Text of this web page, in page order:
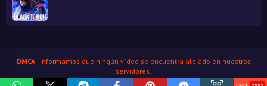
DMCA- Informamos que ningún vídeo se encuentra alojado en nuestros
servidores.
HenaoJara© Copyright 2026